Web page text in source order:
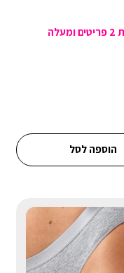
הוספה לסל